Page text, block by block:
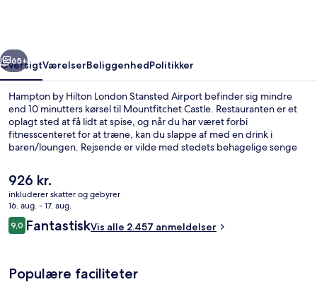
Næste
65+
OversigtVærelserBeliggenhedPolitikker
Hampton by Hilton London Stansted Airport befinder sig mindre
end 10 minutters kørsel til Mountfitchet Castle. Restauranten er et
oplagt sted at få lidt at spise, og når du har været forbi
fitnesscenteret for at træne, kan du slappe af med en drink i
baren/loungen. Rejsende er vilde med stedets behagelige senge
Den
nuværende
pris
er
926 kr.
926 kr.
inkluderer skatter og gebyrer
16. aug. - 17. aug.
Anmeldelser
9,09,0 ud af 10.
FantastiskVis alle 2.457 anmeldelser
Populære faciliteter